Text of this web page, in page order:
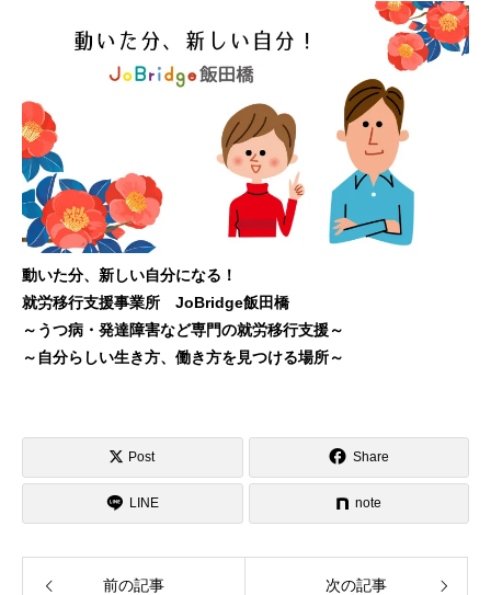
動いた分、新しい自分になる！
就労移行支援事業所 JoBridge飯田橋
～うつ病・発達障害など専門の就労移行支援～
～自分らしい生き方、働き方を見つける場所～
Post Share
LINE note
前の記事 次の記事